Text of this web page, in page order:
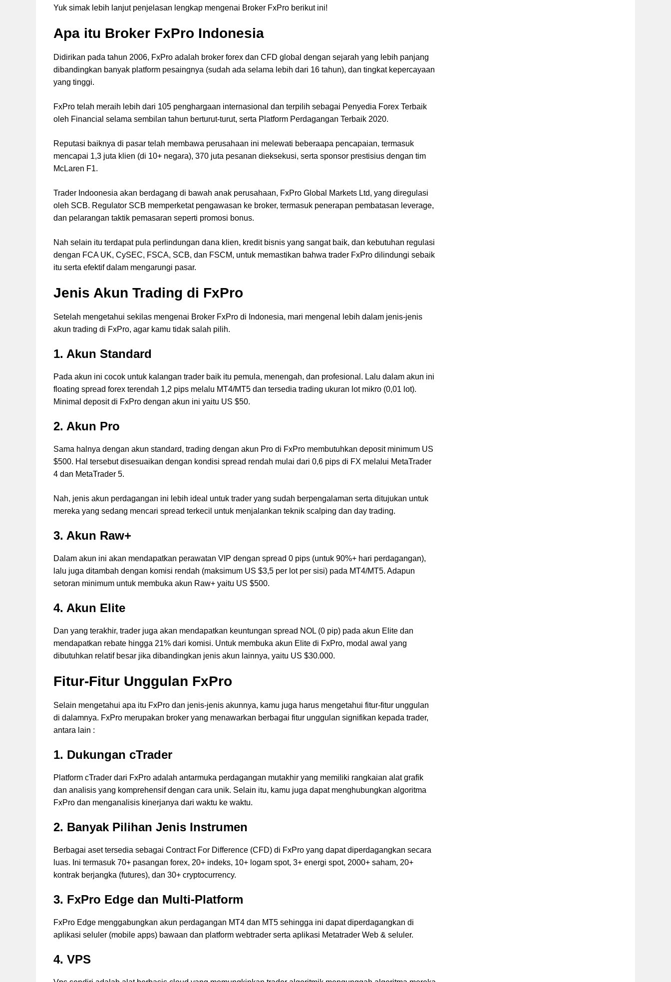
Yuk simak lebih lanjut penjelasan lengkap mengenai Broker FxPro berikut ini!
Apa itu Broker FxPro Indonesia
Didirikan pada tahun 2006, FxPro adalah broker forex dan CFD global dengan sejarah yang lebih panjang
dibandingkan banyak platform pesaingnya (sudah ada selama lebih dari 16 tahun), dan tingkat kepercayaan
yang tinggi.
FxPro telah meraih lebih dari 105 penghargaan internasional dan terpilih sebagai Penyedia Forex Terbaik
oleh Financial selama sembilan tahun berturut-turut, serta Platform Perdagangan Terbaik 2020.
Reputasi baiknya di pasar telah membawa perusahaan ini melewati beberaapa pencapaian, termasuk
mencapai 1,3 juta klien (di 10+ negara), 370 juta pesanan dieksekusi, serta sponsor prestisius dengan tim
McLaren F1.
Trader Indoonesia akan berdagang di bawah anak perusahaan, FxPro Global Markets Ltd, yang diregulasi
oleh SCB. Regulator SCB memperketat pengawasan ke broker, termasuk penerapan pembatasan leverage,
dan pelarangan taktik pemasaran seperti promosi bonus.
Nah selain itu terdapat pula perlindungan dana klien, kredit bisnis yang sangat baik, dan kebutuhan regulasi
dengan FCA UK, CySEC, FSCA, SCB, dan FSCM, untuk memastikan bahwa trader FxPro dilindungi sebaik
itu serta efektif dalam mengarungi pasar.
Jenis Akun Trading di FxPro
Setelah mengetahui sekilas mengenai Broker FxPro di Indonesia, mari mengenal lebih dalam jenis-jenis
akun trading di FxPro, agar kamu tidak salah pilih.
1. Akun Standard
Pada akun ini cocok untuk kalangan trader baik itu pemula, menengah, dan profesional. Lalu dalam akun ini
floating spread forex terendah 1,2 pips melalu MT4/MT5 dan tersedia trading ukuran lot mikro (0,01 lot).
Minimal deposit di FxPro dengan akun ini yaitu US $50.
2. Akun Pro
Sama halnya dengan akun standard, trading dengan akun Pro di FxPro membutuhkan deposit minimum US
$500. Hal tersebut disesuaikan dengan kondisi spread rendah mulai dari 0,6 pips di FX melalui MetaTrader
4 dan MetaTrader 5.
Nah, jenis akun perdagangan ini lebih ideal untuk trader yang sudah berpengalaman serta ditujukan untuk
mereka yang sedang mencari spread terkecil untuk menjalankan teknik scalping dan day trading.
3. Akun Raw+
Dalam akun ini akan mendapatkan perawatan VIP dengan spread 0 pips (untuk 90%+ hari perdagangan),
lalu juga ditambah dengan komisi rendah (maksimum US $3,5 per lot per sisi) pada MT4/MT5. Adapun
setoran minimum untuk membuka akun Raw+ yaitu US $500.
4. Akun Elite
Dan yang terakhir, trader juga akan mendapatkan keuntungan spread NOL (0 pip) pada akun Elite dan
mendapatkan rebate hingga 21% dari komisi. Untuk membuka akun Elite di FxPro, modal awal yang
dibutuhkan relatif besar jika dibandingkan jenis akun lainnya, yaitu US $30.000.
Fitur-Fitur Unggulan FxPro
Selain mengetahui apa itu FxPro dan jenis-jenis akunnya, kamu juga harus mengetahui fitur-fitur unggulan
di dalamnya. FxPro merupakan broker yang menawarkan berbagai fitur unggulan signifikan kepada trader,
antara lain :
1. Dukungan cTrader
Platform cTrader dari FxPro adalah antarmuka perdagangan mutakhir yang memiliki rangkaian alat grafik
dan analisis yang komprehensif dengan cara unik. Selain itu, kamu juga dapat menghubungkan algoritma
FxPro dan menganalisis kinerjanya dari waktu ke waktu.
2. Banyak Pilihan Jenis Instrumen
Berbagai aset tersedia sebagai Contract For Difference (CFD) di FxPro yang dapat diperdagangkan secara
luas. Ini termasuk 70+ pasangan forex, 20+ indeks, 10+ logam spot, 3+ energi spot, 2000+ saham, 20+
kontrak berjangka (futures), dan 30+ cryptocurrency.
3. FxPro Edge dan Multi-Platform
FxPro Edge menggabungkan akun perdagangan MT4 dan MT5 sehingga ini dapat diperdagangkan di
aplikasi seluler (mobile apps) bawaan dan platform webtrader serta aplikasi Metatrader Web & seluler.
4. VPS